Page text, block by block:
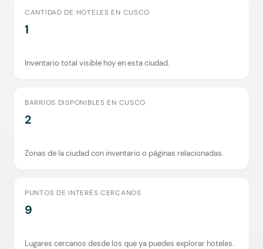
CANTIDAD DE HOTELES EN CUSCO
1
Inventario total visible hoy en esta ciudad.
BARRIOS DISPONIBLES EN CUSCO
2
Zonas de la ciudad con inventario o páginas relacionadas.
PUNTOS DE INTERÉS CERCANOS
9
Lugares cercanos desde los que ya puedes explorar hoteles.